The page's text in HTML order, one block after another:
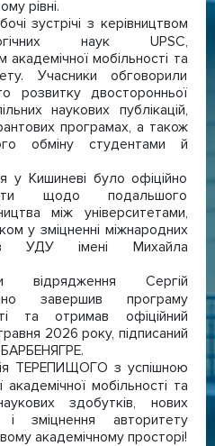
рівні.
зустрічі з керівництвом
наук UPSC,
мобільності та
Учасники обговорили
розвитку двосторонньої
наукових публікацій,
програмах, а також
обміну студентами й
у Кишиневі було офіційно
щодо подальшого
між університетами,
у зміцненні міжнародних
УДУ імені Михайла
відрядження Сергій
завершив програму
та отримав офіційний
2026 року, підписаний
ТЕРЕПИЩОГО з успішною
мобільності та
здобутків, нових
і зміцнення авторитету
академічному просторі!